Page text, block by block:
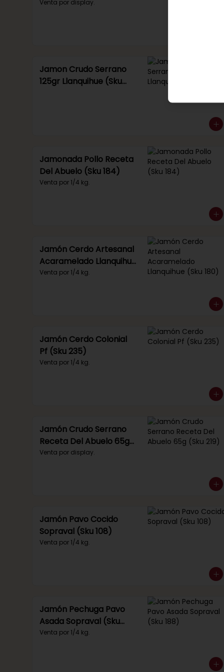
Venta por display.
Jamon Crudo Serrano
125gr Llanquihue (Sku
Jamonada Pollo Receta
Del Abuelo (Sku 184)
Venta por 1/4 kg.
Jamón Cerdo Artesanal
Acaramelado Llanquihue
(Sku 180)
Venta por 1/4 kg.
Jamón Cerdo Colonial
Pf (Sku 235)
Venta por 1/4 kg.
Jamón Crudo Serrano
Receta Del Abuelo 65g
(Sku 219)
Venta por display.
Jamón Pavo Cocido
Sopraval (Sku 108)
Venta por 1/4 kg.
Jamón Pechuga Pavo
Asada Sopraval (Sku
188)
Venta por 1/4 kg.